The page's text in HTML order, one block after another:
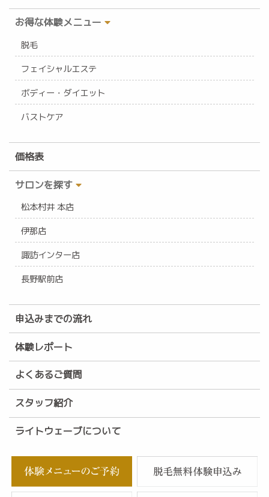
お得な体験メニュー
脱毛
フェイシャルエステ
ボディー・ダイエット
バストケア
価格表
サロンを探す
松本村井 本店
伊那店
諏訪インター店
長野駅前店
申込みまでの流れ
体験レポート
よくあるご質問
スタッフ紹介
ライトウェーブについて